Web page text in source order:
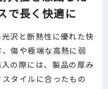
で長く快適に
沢と断熱性に優れた快
傷や極端な高熱に弱
の際には、製品の厚み
タイルに合ったもの